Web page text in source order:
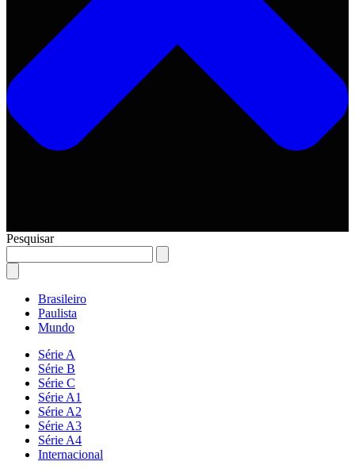
Pesquisar
Brasileiro
Paulista
Mundo
Série A
Série B
Série C
Série A1
Série A2
Série A3
Série A4
Internacional